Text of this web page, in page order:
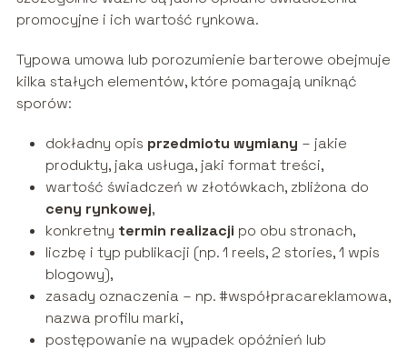
promocyjne i ich wartość rynkowa.
Typowa umowa lub porozumienie barterowe obejmuje
kilka stałych elementów, które pomagają uniknąć
sporów:
dokładny opis przedmiotu wymiany – jakie
produkty, jaka usługa, jaki format treści,
wartość świadczeń w złotówkach, zbliżona do
ceny rynkowej,
konkretny termin realizacji po obu stronach,
liczbę i typ publikacji (np. 1 reels, 2 stories, 1 wpis
blogowy),
zasady oznaczenia – np. #współpracareklamowa,
nazwa profilu marki,
postępowanie na wypadek opóźnień lub